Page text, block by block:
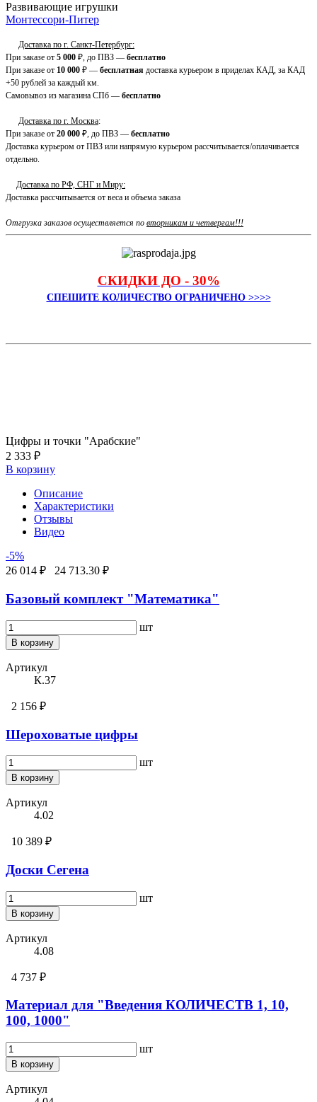
Развивающие игрушки
Монтессори-Питер
Доставка по г. Санкт-Петербург:
При заказе от 5 000 ₽, до ПВЗ — бесплатно
При заказе от 10 000 ₽ — бесплатная доставка курьером в приделах КАД, за КАД
+50 рублей за каждый км.
Самовывоз из магазина СПб — бесплатно
Доставка по г. Москва:
При заказе от 20 000 ₽, до ПВЗ — бесплатно
Доставка курьером от ПВЗ или напрямую курьером рассчитывается/оплачивается
отдельно.
Доставка по РФ, СНГ и Миру:
Доставка рассчитывается от веса и объема заказа
Отгрузка заказов осуществляется по вторникам и четвергам!!!
СКИДКИ ДО - 30%
СПЕШИТЕ КОЛИЧЕСТВО ОГРАНИЧЕНО >>>>
Цифры и точки "Арабские"
2 333 ₽
В корзину
Описание
Характеристики
Отзывы
Видео
-5%
26 014 ₽
24 713.30 ₽
Базовый комплект "Математика"
шт
В корзину
Артикул
К.37
2 156 ₽
Шероховатые цифры
шт
В корзину
Артикул
4.02
10 389 ₽
Доски Сегена
шт
В корзину
Артикул
4.08
4 737 ₽
Материал для "Введения КОЛИЧЕСТВ 1, 10,
100, 1000"
шт
В корзину
Артикул